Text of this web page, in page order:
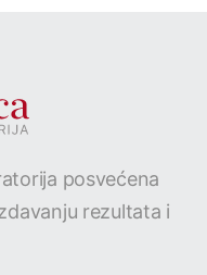
posvećena
rezultata i